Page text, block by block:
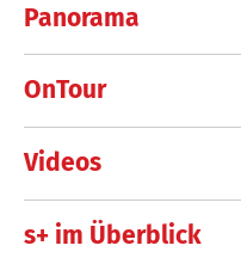
Panorama
OnTour
Videos
s+ im Überblick